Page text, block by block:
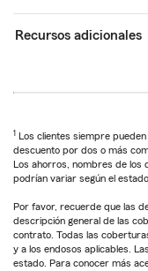
Recursos adicionales
1 Los clientes siempre
descuento por dos o más
Los ahorros, nombres de los
podrían variar según el estado.
Por favor, recuerde que las
descripción general de las
contrato. Todas las
y a los endosos aplicables.
estado. Para conocer más